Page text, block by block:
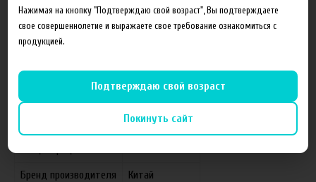
Характеристики Отзывы
FruitCloud
Бренд производителя
Китай
Нажимая на кнопку "Подтверждаю свой возраст", Вы подтверждаете
свое совершеннолетие и выражаете свое требование ознакомиться с
продукцией.
Подтверждаю свой возраст
Покинуть сайт